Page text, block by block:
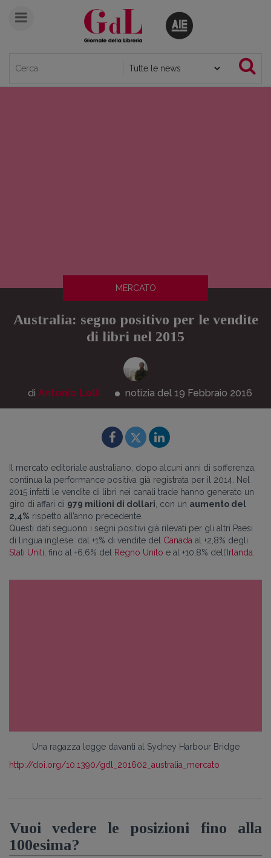
MERCATO
Australia: segno positivo per le vendite
di libri nel 2015
di Antonio Lolli notizia del 19 Febbraio 2016
Il mercato editoriale australiano, dopo alcuni anni di sofferenza,
continua la performance positiva già registrata per il 2014. Nel
2015 infatti le vendite di libri nei canali trade hanno generato un
giro di affari di 979 milioni di dollari , con un aumento del
2,4% rispetto all’anno precedente.
Questi dati seguono i segni positivi già rilevati per gli altri Paesi
di lingua inglese: dal +1% di vendite del Canada al +2,8% degli
Stati Uniti , fino al +6,6% del Regno Unito e al +10,8% dell’ Irlanda
Una ragazza legge davanti al Sydney Harbour Bridge
http://doi.org/10.1390/gdl_201602_australia_mercato
Vuoi vedere le posizioni fino alla
100esima?